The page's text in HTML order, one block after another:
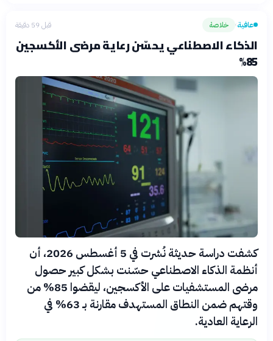
عافية› خلاصة قبل 59 دقيقة
الذكاء الاصطناعي يحسّن رعاية مرضى الأكسجين
85%
كشفت دراسة حديثة نُشرت في 5 أغسطس 2026، أن
أنظمة الذكاء الاصطناعي حسّنت بشكل كبير حصول
مرضى المستشفيات على الأكسجين، ليقضوا 85% من
وقتهم ضمن النطاق المستهدف مقارنة بـ 63% في
الرعاية العادية.